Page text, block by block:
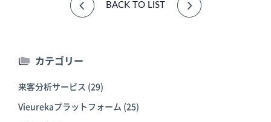
BACK TO LIST
カテゴリー
来客分析サービス (29)
Vieurekaプラットフォーム (25)